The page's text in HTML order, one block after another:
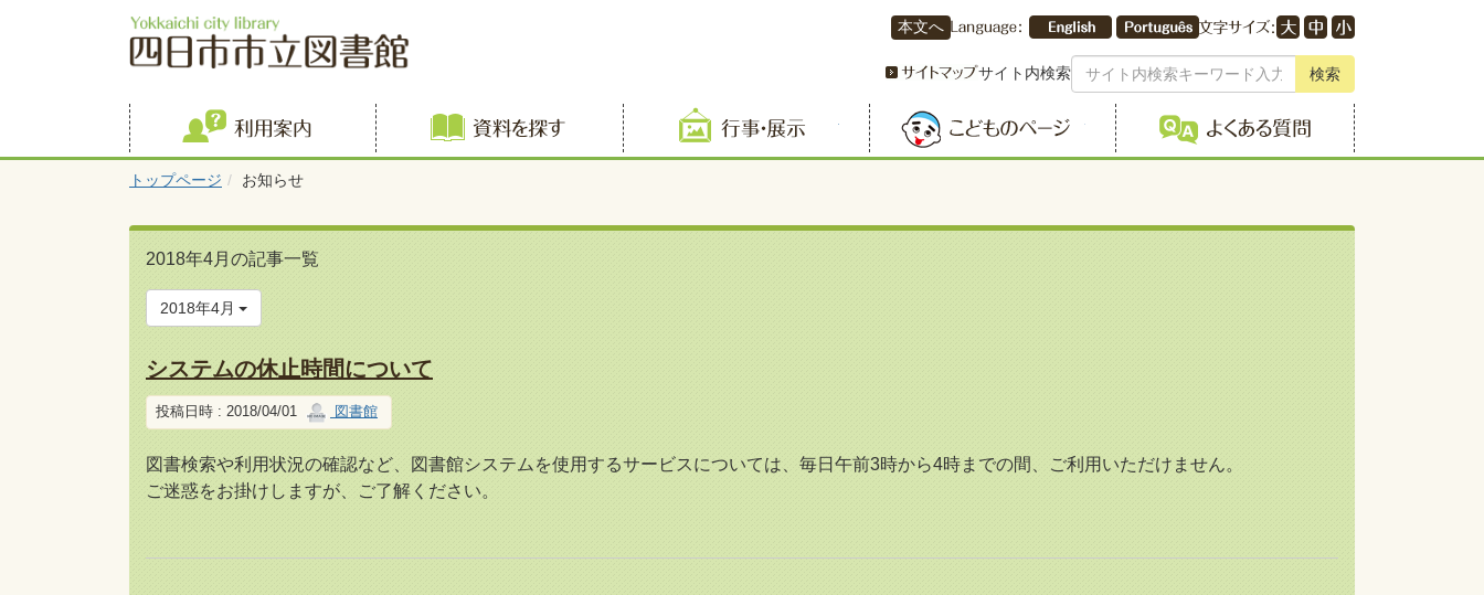
本文へ
サイト内検索 検索
利用案内 資料を探す 行事・展示 こどものページ よくある質問
トップページ お知らせ
2018年4月の記事一覧
2018年4月
システムの休止時間について
投稿日時 : 2018/04/01 図書館
図書検索や利用状況の確認など、図書館システムを使用するサービスについては、毎日午前3時から4時までの間、ご利用いただけません。
ご迷惑をお掛けしますが、ご了解ください。